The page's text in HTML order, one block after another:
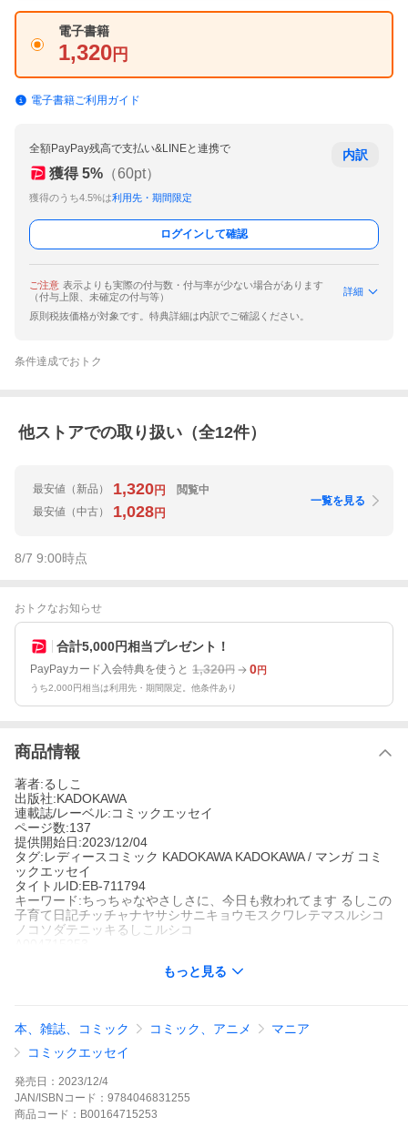
電子書籍
1,320 円
電子書籍ご利用ガイド
全額PayPay残高で支払い&LINEと連携で
獲得 5% （60pt）
獲得のうち4.5%は利用先・期間限定
内訳
ログインして確認
ご注意 表示よりも実際の付与数・付与率が少ない場合があります
（付与上限、未確定の付与等）
詳細
原則税抜価格が対象です。特典詳細は内訳でご確認ください。
条件達成でおトク
他ストアでの取り扱い（全12件）
最安値 （新品） 1,320円
閲覧中
最安値 （中古） 1,028円
一覧を見る
8/7 9:00時点
おトクなお知らせ
合計5,000円相当プレゼント！
PayPayカード入会特典を使うと 1,320円 0円
うち2,000円相当は利用先・期間限定。他条件あり
商品情報
著者:るしこ
出版社:KADOKAWA
連載誌/レーベル:コミックエッセイ
ページ数:137
提供開始日:2023/12/04
タグ:レディースコミック KADOKAWA KADOKAWA / マンガ コミ
ックエッセイ
タイトルID:EB-711794
キーワード:ちっちゃなやさしさに、今日も救われてます るしこの
子育て日記チッチャナヤサシサニキョウモスクワレテマスルシコ
ノコソダテニッキるしこルシコ
ッセイ
まさか自分が親になる日が来るなんて……親元を離れて結婚し
て、子どもが生まれて必死で過ごしてきた4年。過去に誰かにもら
った優しさが、じわじわといまの自分を励ましてくれることに今
日も救われて。少しずつ世界が広がっていくジュニア、新しく増
えた猫のテオ、そして出会った街の人たち……今日もやさしさを
ありがとう。
もっと見る
本、雑誌、コミック コミック、アニメ
マニア
コミックエッセイ
発売日： 2023/12/4
JAN/ISBNコード： 9784046831255
商品 コード： B00164715253